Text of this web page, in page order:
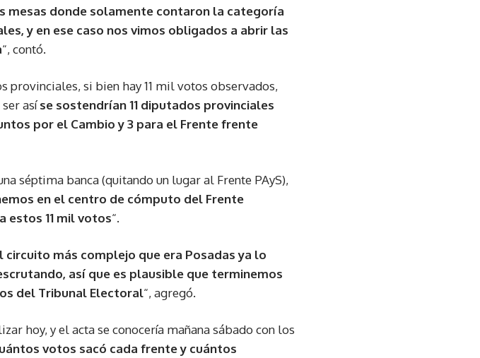
mesas donde solamente contaron la categoría
y en ese caso nos vimos obligados a abrir las
“, contó.
si bien hay 11 mil votos observados,
asíse sostendrían 11 diputados provinciales
por el Cambio y 3 para el Frente frente
séptima banca (quitando un lugar al Frente PAyS),
en el centro de cómputo del Frente
estos 11 mil votos“.
más complejo que era Posadas ya lo
así que es plausible que terminemos
del Tribunal Electoral“, agregó.
hoy, y el acta se conocería mañana sábado con los
votos sacó cada frente y cuántos